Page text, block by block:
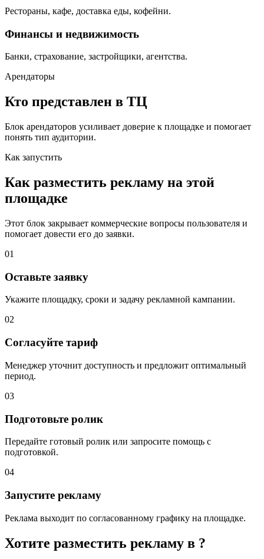
Рестораны, кафе, доставка еды, кофейни.
Финансы и недвижимость
Банки, страхование, застройщики, агентства.
Арендаторы
Кто представлен в ТЦ
Блок арендаторов усиливает доверие к площадке и помогает
понять тип аудитории.
Как запустить
Как разместить рекламу на этой
площадке
Этот блок закрывает коммерческие вопросы пользователя и
помогает довести его до заявки.
01
Оставьте заявку
Укажите площадку, сроки и задачу рекламной кампании.
02
Согласуйте тариф
Менеджер уточнит доступность и предложит оптимальный
период.
03
Подготовьте ролик
Передайте готовый ролик или запросите помощь с
подготовкой.
04
Запустите рекламу
Реклама выходит по согласованному графику на площадке.
Хотите разместить рекламу в ?